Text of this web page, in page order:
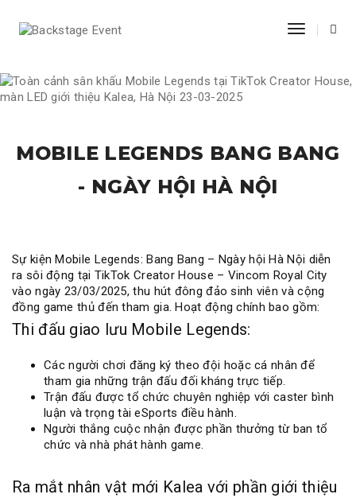
Toggle
MOBILE LEGENDS BANG BANG
- NGÀY HỘI HÀ NỘI
Sự kiện Mobile Legends: Bang Bang – Ngày hội Hà Nội diễn
ra sôi động tại TikTok Creator House – Vincom Royal City
vào ngày 23/03/2025, thu hút đông đảo sinh viên và cộng
đồng game thủ đến tham gia. Hoạt động chính bao gồm:
Thi đấu giao lưu Mobile Legends:
Các người chơi đăng ký theo đội hoặc cá nhân để
tham gia những trận đấu đối kháng trực tiếp.
Trận đấu được tổ chức chuyên nghiệp với caster bình
luận và trọng tài eSports điều hành.
Người thắng cuộc nhận được phần thưởng từ ban tổ
chức và nhà phát hành game.
Ra mắt nhân vật mới Kalea với phần giới thiệu